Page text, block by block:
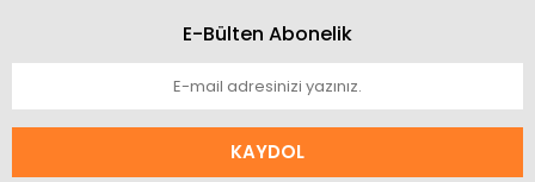
E-Bülten Abonelik
KAYDOL